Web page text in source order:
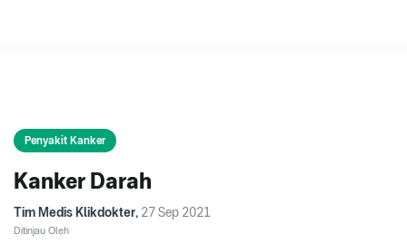
Penyakit Kanker
Kanker Darah
Tim Medis Klikdokter, 27 Sep 2021
Ditinjau Oleh